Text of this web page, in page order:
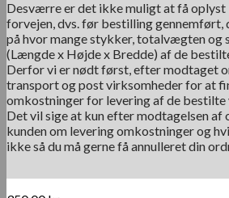
Desværre er det ikke muligt at få
forvejen, dvs. før bestilling gennemført,
på hvor mange stykker, totalvægten og
(Længde x Højde x Bredde) af de
Derfor vi er nødt først, efter modtaget
transport og post virksomheder for at
omkostninger for levering af de bestilte
Det vil sige at kun efter modtagelsen
kunden om levering omkostninger og
ikke så du må gerne få annulleret din